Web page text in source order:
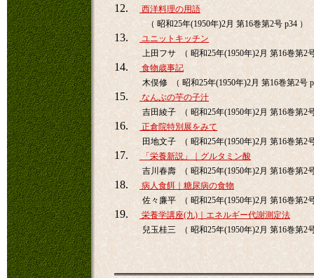
12.
西洋料理の用語
（ 昭和25年(1950年)2月 第16巻第2号 p34 ）
13.
ユニットキッチン
上田フサ （ 昭和25年(1950年)2月 第16巻第2
14.
食物歳事記
木俣修 （ 昭和25年(1950年)2月 第16巻第2号
15.
なんぶの芋の子汁
吉田綾子 （ 昭和25年(1950年)2月 第16巻第2
16.
正倉院特別展をみて
田地文子 （ 昭和25年(1950年)2月 第16巻第2
17.
「栄養新説」｜グルタミン酸
吉川春壽 （ 昭和25年(1950年)2月 第16巻第2
18.
病人食餌｜糖尿病の食物
佐々廉平 （ 昭和25年(1950年)2月 第16巻第2
19.
栄養学講座(九)｜エネルギー代謝測定法
兒玉桂三 （ 昭和25年(1950年)2月 第16巻第2